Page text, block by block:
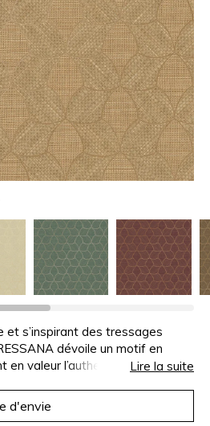
et s’inspirant des tressages
dévoile un motif en
valeur l’authenticité de la
raffinée soulignée par des
effets de lumière subtils.
Lire la suite
d'envie